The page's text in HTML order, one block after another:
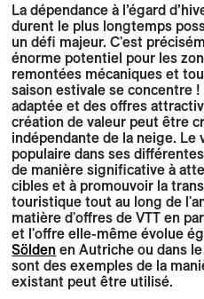
La dépendance à l’égard
durent le plus longtemps
un défi majeur. C'est
énorme potentiel pour les
remontées mécaniques et
saison estivale se concentre
adaptée et des offres
création de valeur peut être
indépendante de la neige. Le
populaire dans ses
de manière significative à
cibles et à promouvoir la
touristique tout au long de
matière d'offres de VTT en
et l'offre elle-même évolue
Sölden en Autriche ou dans
sont des exemples de la
existant peut être utilisé.